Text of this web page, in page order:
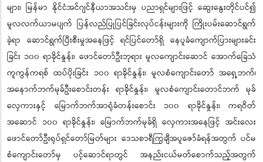
များ၊ မြန်မာ နိုင်ငံအင်ဂျင်နီယာအသင်းမှ ပညာရှင်များဖြင့် ဆွေးနွေးတိုင်ပင်၍
မူလလက်ယာမပျက် ပြန်လည်ပြုပြင်ခြင်းလုပ်ငန်းများကို ကြိုးပမ်းဆောင်ရွက်
ခဲ့ရာ ဆောင်ရွက်ပြီးစီးမှုအနေဖြင့် ရင်ပြင်တော်ရှိ နေပူခံကျောက်ပြားများခင်း
ခြင်း ၁၀၀ ရာခိုင်နှုန်း၊ ဖောင်တော်ဦးဘုရား မူလကျောင်းဆောင် အောက်ခြေသံ
ကူကွန်ကရစ် ထပ်ပိုးခြင်း ၁၀၀ ရာခိုင်နှုန်း၊ မူလစံကျောင်းတော် အရှေ့ဘက်၊
အနောက်ဘက်မုခ်ဦးစောင်းတန်း ရာခိုင်နှုန်း၊ မူလစံကျောင်းတောင်ဘက် မုခ်
လှေကားနှင့် မြောက်ဘက်အာရုံခံတန်းစောင်း ၁၀၀ ရာခိုင်နှုန်း၊ ကရဝိတ်
အဆောင် ၁၀၀ ရာခိုင်နှုန်း၊ မြောက်ဘက်မုခ်ရှိ လှေကားအနေဖြင့် အင်းလေး
ဖောင်တော်ဦးရုပ်ရှင်တော်မြတ်များ ဒေသစာရီကြွချီအပူဇော်ခံရန်အတွက် ပင်မ
စံကျောင်းတော်မှ ပင့်ဆောင်ရာတွင် အနည်းငယ်မတ်စောက်သည့်အတွက်